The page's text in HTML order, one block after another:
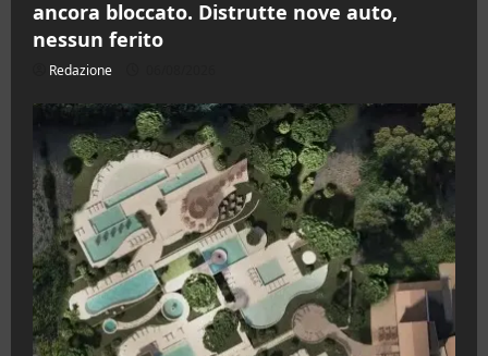
ancora bloccato. Distrutte nove auto,
nessun ferito
Redazione